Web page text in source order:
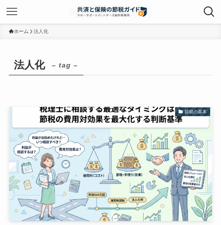
ホーム 法人化
法人化 – tag –
節税の基本